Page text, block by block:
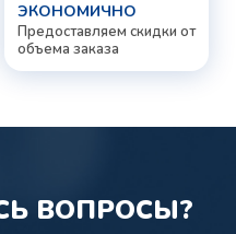
ЭКОНОМИЧНО
Предоставляем скидки от
объема заказа
ВОПРОСЫ?